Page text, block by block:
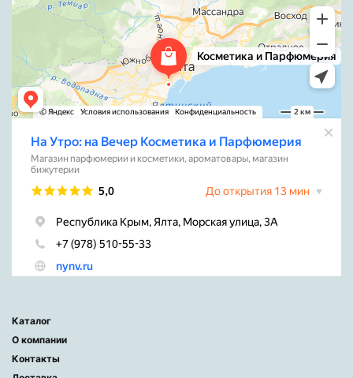
Каталог
О компании
Контакты